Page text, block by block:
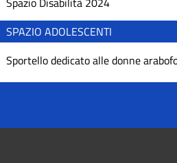
SPAZIO ADOLESCENTI
Sportello dedicato alle donne